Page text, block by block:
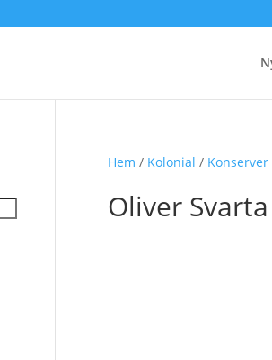
Hem / Kolonial / Konserver
Oliver